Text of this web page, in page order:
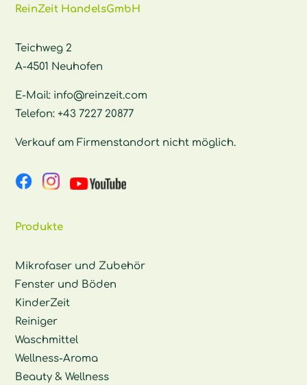
ReinZeit HandelsGmbH
Teichweg 2
A-4501 Neuhofen
E-Mail: info@reinzeit.com
Telefon:+43 7227 20877
Verkauf am Firmenstandort nicht möglich.
Produkte
Mikrofaser und Zubehör
Fenster und Böden
KinderZeit
Reiniger
Waschmittel
Wellness-Aroma
Beauty & Wellness